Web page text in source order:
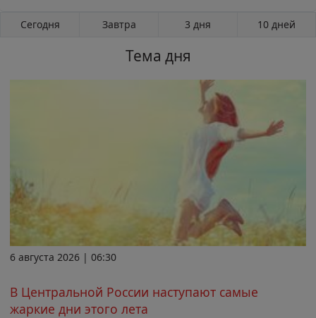
Сегодня Завтра 3 дня 10 дней
Тема дня
6 августа 2026 | 06:30
В Центральной России наступают самые
жаркие дни этого лета